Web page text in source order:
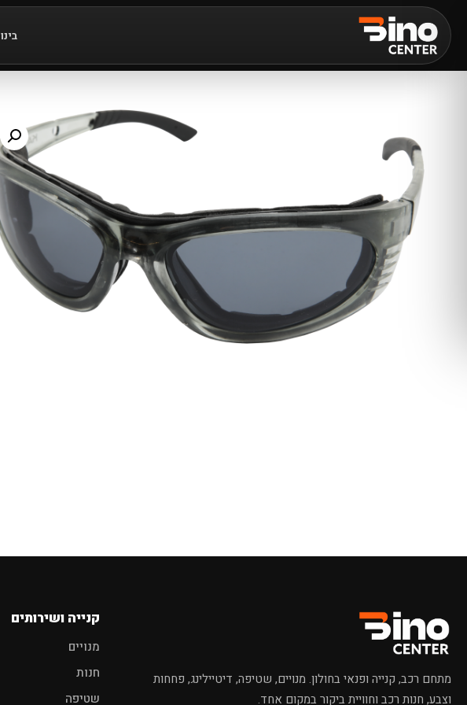
מחפשים מוצר
מתחם רכב, קנייה ופנאי בחולון. מנויים, שטיפה, דיטיילינג, פחחות
וצבע, חנות רכב וחוויית ביקור במקום אחד.
קנייה ושירותים
מנויים
חנות
שטיפה